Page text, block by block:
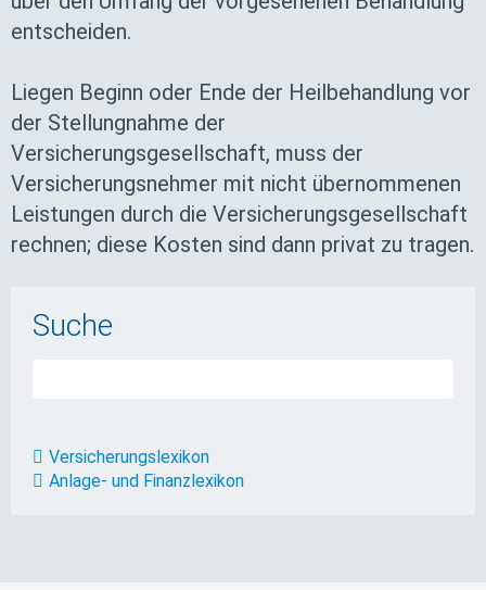
entscheiden.
Liegen Beginn oder Ende der Heilbehandlung vor
der Stellungnahme der
Versicherungsgesellschaft, muss der
Versicherungsnehmer mit nicht übernommenen
Leistungen durch die Versicherungsgesellschaft
rechnen; diese Kosten sind dann privat zu tragen.
Suche
Versicherungslexikon
Anlage- und Finanzlexikon